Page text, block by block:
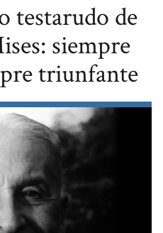
testarudo de
siempre
triunfante